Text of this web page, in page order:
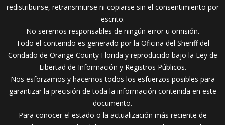
redistribuirse, retransmitirse ni copiarse sin el consentimiento por
escrito.
No seremos responsables de ningún error u omisión.
Todo el contenido es generado por la Oficina del Sheriff del
Condado de Orange County Florida y reproducido bajo la Ley de
Libertad de Información y Registros Públicos.
Nos esforzamos y hacemos todos los esfuerzos posibles para
garantizar la precisión de toda la información contenida en este
documento.
Para conocer el estado o la actualización más reciente de